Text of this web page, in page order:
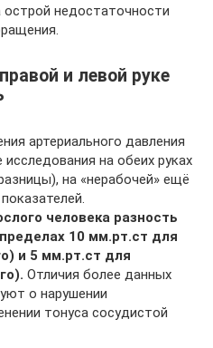
недостаточности
и левой руке
артериального давления
на обеих руках
на «нерабочей» ещё
человека разность
10 мм.рт.ст для
и 5 мм.рт.ст для
Отличия более данных
о нарушении
тонуса сосудистой